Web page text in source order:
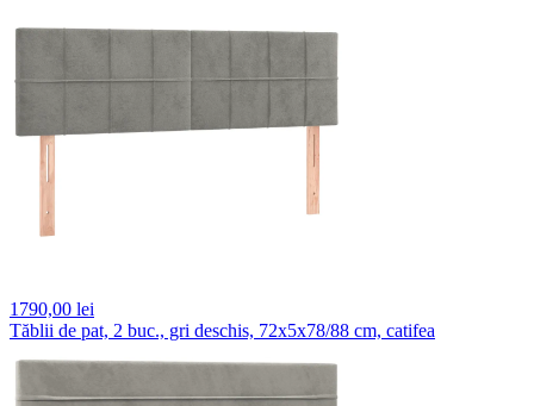
1790,00 lei
Tăblii de pat, 2 buc., gri deschis, 72x5x78/88 cm, catifea